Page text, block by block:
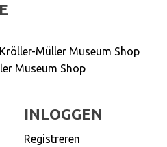
Müller Museum Shop
Museum Shop
INLOGGEN
Registreren